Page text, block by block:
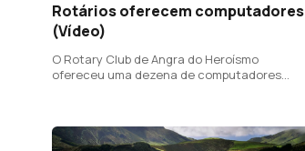
Rotários oferecem computadores
(Vídeo)
O Rotary Club de Angra do Heroísmo
ofereceu uma dezena de computadores